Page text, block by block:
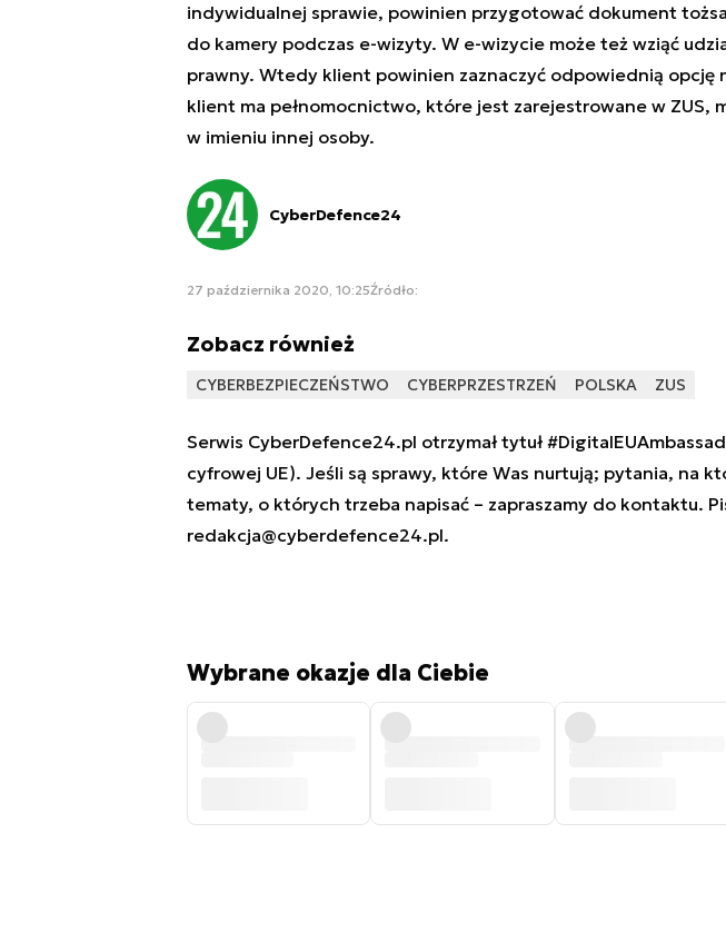
indywidualnej sprawie, powinien przygotować dokument
do kamery podczas e-wizyty. W e-wizycie może też wziąć
prawny. Wtedy klient powinien zaznaczyć odpowiednią opcję
klient ma pełnomocnictwo, które jest zarejestrowane w ZUS,
w imieniu innej osoby.
CyberDefence24
27 października 2020, 10:25Źródło:
Zobacz również
CYBERBEZPIECZEŃSTWO CYBERPRZESTRZEŃ POLSKA ZUS
Serwis CyberDefence24.pl otrzymał tytuł
cyfrowej UE). Jeśli są sprawy, które Was nurtują; pytania, na
tematy, o których trzeba napisać – zapraszamy do kontaktu.
redakcja@cyberdefence24.pl.
Wybrane okazje dla Ciebie